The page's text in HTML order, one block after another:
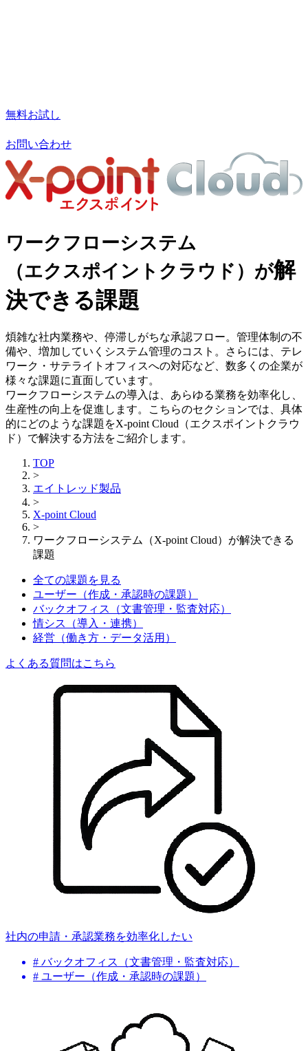
無料お試し
お問い合わせ
ワークフローシステム
（エクスポイントクラウド）が解
決できる課題
煩雑な社内業務や、停滞しがちな承認フロー。管理体制の不
備や、増加していくシステム管理のコスト。さらには、テレ
ワーク・サテライトオフィスへの対応など、数多くの企業が
様々な課題に直面しています。
ワークフローシステムの導入は、あらゆる業務を効率化し、
生産性の向上を促進します。こちらのセクションでは、具体
的にどのような課題をX-point Cloud（エクスポイントクラウ
ド）で解決する方法をご紹介します。
TOP
>
エイトレッド製品
>
X-point Cloud
>
ワークフローシステム（X-point Cloud）が解決できる
課題
全ての課題を見る
ユーザー （作成・承認時の課題）
バックオフィス
（文書管理・監査対応）
情シス
（導入・連携）
経営 （働き方・データ活用）
よくある質問はこちら
社内の申請・承認業務を効率化したい
# バックオフィス（文書管理・監査対応）
# ユーザー（作成・承認時の課題）